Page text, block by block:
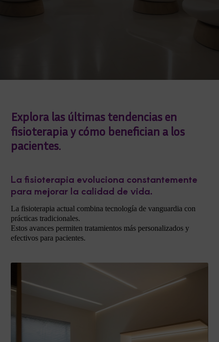
Explora las últimas tendencias en
fisioterapia y cómo benefician a los
pacientes.
La fisioterapia evoluciona constantemente
para mejorar la calidad de vida.
La fisioterapia actual combina tecnología de vanguardia con
prácticas tradicionales.
Estos avances permiten tratamientos más personalizados y
efectivos para pacientes.